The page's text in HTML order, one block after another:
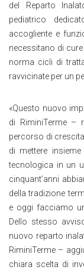
del Reparto
pediatrico
accogliente e
necessitano di
norma cicli di
ravvicinate per un
«Questo nuovo
di RiminiTerme –
percorso di
di mettere
tecnologica in un
cinquant’anni
della tradizione
e oggi facciamo
Dello stesso
nuovo reparto
RiminiTerme –
chiara scelta di